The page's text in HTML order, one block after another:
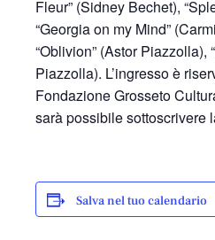
Fleur” (Sidney Bechet),
“Georgia on my Mind”
“Oblivion” (Astor Piazzolla),
Piazzolla). L’ingresso è
Fondazione Grosseto
sarà possibile sottoscrivere
Salva nel tuo calendario